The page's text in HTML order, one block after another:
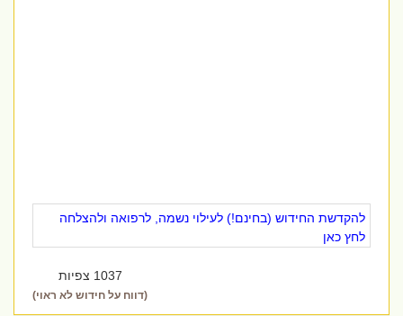
להקדשת החידוש (בחינם!) לעילוי נשמה, לרפואה ולהצלחה
לחץ כאן
1037 צפיות
(דווח על חידוש לא ראוי)